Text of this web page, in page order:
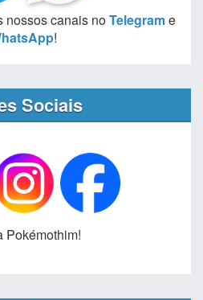
nossos canais noTelegrame
!
Sociais
Pokémothim!